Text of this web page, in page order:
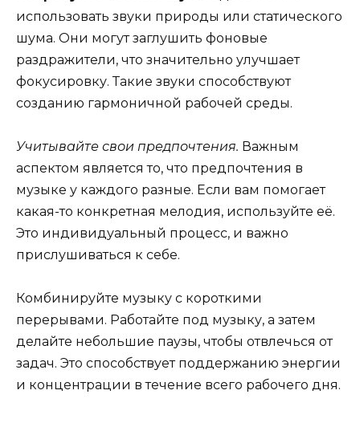
использовать звуки природы или статического
шума. Они могут заглушить фоновые
раздражители, что значительно улучшает
фокусировку. Такие звуки способствуют
созданию гармоничной рабочей среды.
Учитывайте свои предпочтения. Важным
аспектом является то, что предпочтения в
музыке у каждого разные. Если вам помогает
какая-то конкретная мелодия, используйте её.
Это индивидуальный процесс, и важно
прислушиваться к себе.
Комбинируйте музыку с короткими
перерывами. Работайте под музыку, а затем
делайте небольшие паузы, чтобы отвлечься от
задач. Это способствует поддержанию энергии
и концентрации в течение всего рабочего дня.